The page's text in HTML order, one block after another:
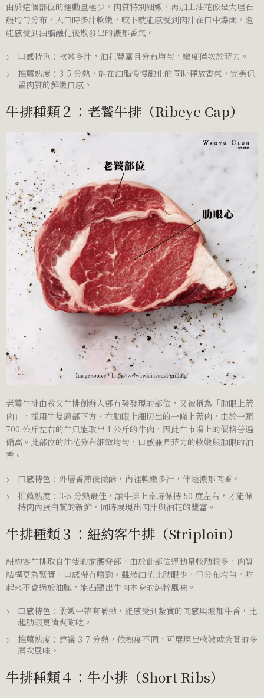
由於這個部位的運動量極少，肉質特別細嫩，再加上油花像是大理石
般均勻分布，入口時多汁軟嫩，咬下就能感受到肉汁在口中爆開，還
能感受到油脂融化後散發出的濃郁香氣。
口感特色 ：軟嫩多汁，油花豐富且分布均勻，嫩度僅次於菲力。
推薦熟度 ：3-5 分熟，能在油脂慢慢融化的同時釋放香氣，完美保
留肉質的鮮嫩口感。
牛排種類２：老饕牛排（Ribeye Cap）
老饕牛排由教父牛排創辦人鄧有癸發現的部位，又被稱為「肋眼上蓋
肉」， 採用牛隻肩部下方、在肋眼上細切出的一條上蓋肉 ，由於一頭
700 公斤左右的牛只能取出 1 公斤的牛肉，因此在市場上的價格普遍
偏高。此部位的油花分布細緻均勻，口感兼具菲力的軟嫩與肋眼的油
香。
口感特色 ：外層香煎後微酥，內裡軟嫩多汁，伴隨濃郁肉香。
推薦熟度 ：3-5 分熟最佳，讓牛排上桌時保持 50 度左右，才能保
持肉內蛋白質的新鮮，同時展現出肉汁與油花的豐富。
牛排種類３：紐約客牛排（Striploin）
紐約客牛排取自牛隻的前腰脊部 ，由於此部位運動量較肋眼多，肉質
結構更為緊實，口感帶有嚼勁。雖然油花比肋眼少，但分布均勻，吃
起來不會過於油膩，能凸顯出牛肉本身的純粹風味。
口感特色 ：柔嫩中帶有嚼勁，能感受到紮實的肉感與濃郁牛香，比
起肋眼更清爽耐吃。
推薦熟度 ：建議 3-7 分熟，依熟度不同，可展現出軟嫩或紮實的多
層次風味。
牛排種類４：牛小排（Short Ribs）